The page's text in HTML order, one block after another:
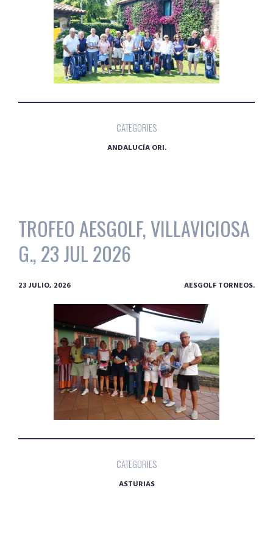
CATEGORIES
ANDALUCÍA ORI.
TROFEO AESGOLF, VILLAVICIOSA
G., 23 JUL 2026
23 JULIO, 2026 AESGOLF TORNEOS.
CATEGORIES
ASTURIAS